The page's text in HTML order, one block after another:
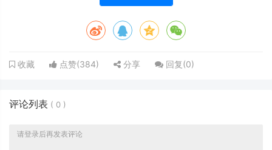
收藏 点赞(384) 分享 回复(0)
评论列表 ( 0 )